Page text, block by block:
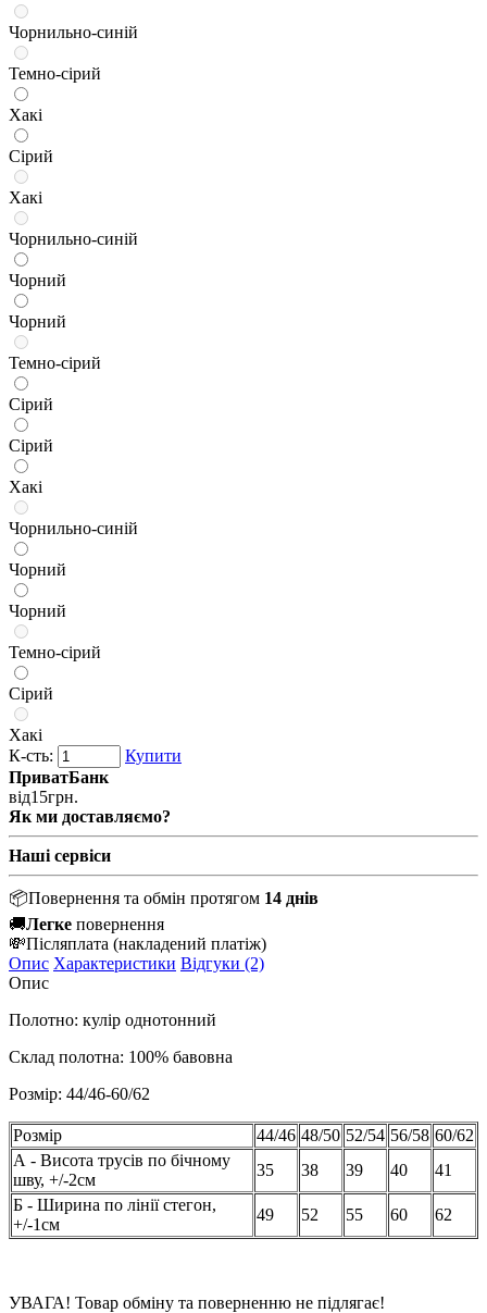
Чорнильно-синій
Темно-сірий
Хакі
Сірий
Хакі
Чорнильно-синій
Чорний
Чорний
Темно-сірий
Сірий
Сірий
Хакі
Чорнильно-синій
Чорний
Чорний
Темно-сірий
Сірий
Хакі
К-сть:
Купити
ПриватБанк
від15грн.
Як ми доставляємо?
Наші сервіси
📦Повернення та обмін протягом 14 днів
🚚Легке повернення
💸Післяплата (накладений платіж)
Опис Характеристики Відгуки (2)
Опис
Полотно: кулір однотонний
Склад полотна: 100% бавовна
Розмір: 44/46-60/62
Розмір 44/46 48/50 52/54 56/58 60/62
А - Висота трусів по бічному
шву, +/-2см
35 38 39 40
41
Б - Ширина по лінії стегон,
+/-1см
49 52 55 60 62
УВАГА! Товар обміну та поверненню не підлягає!